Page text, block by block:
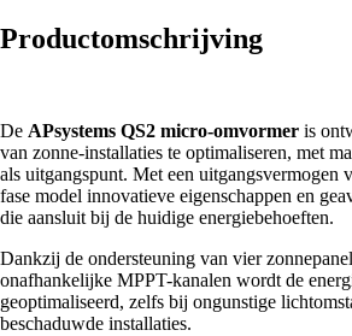
Productomschrijving
De APsystems QS2 micro-omvormer is
van zonne-installaties te optimaliseren, met
als uitgangspunt. Met een uitgangsvermogen
fase model innovatieve eigenschappen en
die aansluit bij de huidige energiebehoeften.
Dankzij de ondersteuning van vier
onafhankelijke MPPT-kanalen wordt de
geoptimaliseerd, zelfs bij ongunstige
beschaduwde installaties.